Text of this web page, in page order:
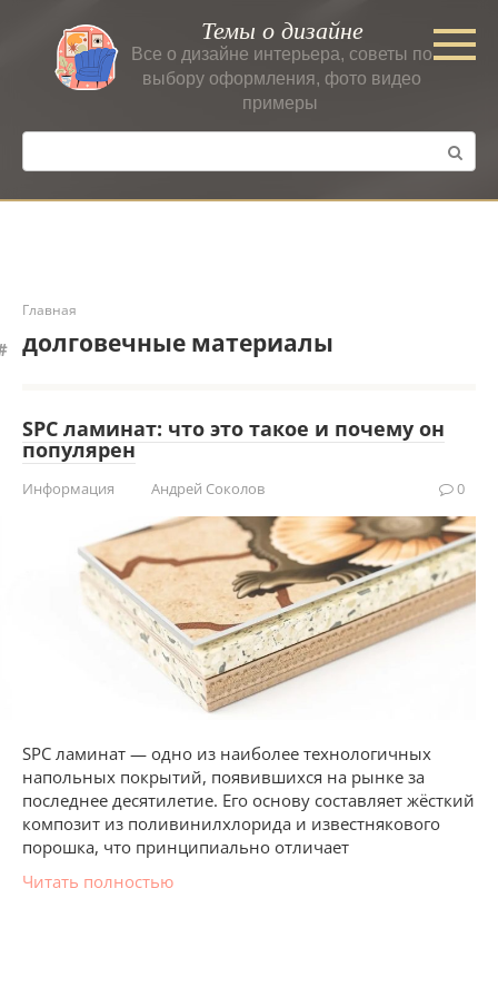
контенту
Темы о дизайне
Все о дизайне интерьера, советы по
выбору оформления, фото видео
примеры
Поиск:
Главная
долговечные материалы
SPC ламинат: что это такое и почему он
популярен
Информация Андрей Соколов 0
SPC ламинат — одно из наиболее технологичных
напольных покрытий, появившихся на рынке за
последнее десятилетие. Его основу составляет жёсткий
композит из поливинилхлорида и известнякового
порошка, что принципиально отличает
Читать полностью